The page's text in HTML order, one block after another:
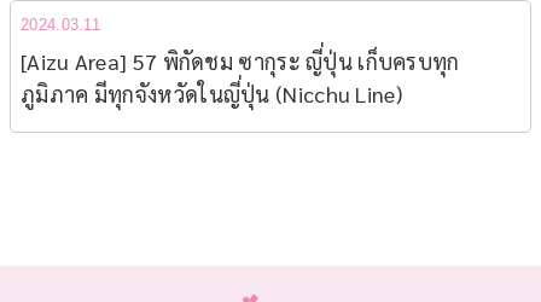
2024.03.11
[Aizu Area] 57 พิกัดชม ซากุระ ญี่ปุ่น เก็บครบทุก
ภูมิภาค มีทุกจังหวัดในญี่ปุ่น (Nicchu Line)